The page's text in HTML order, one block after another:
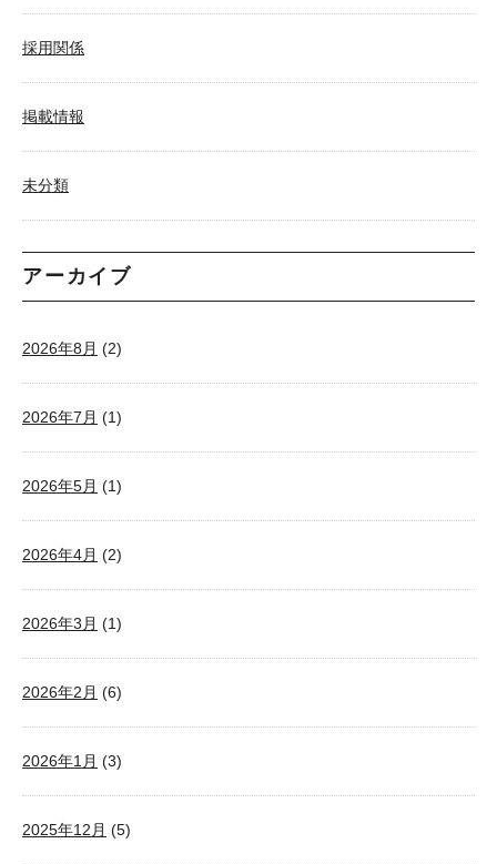
採用関係
掲載情報
未分類
アーカイブ
2026年8月 (2)
2026年7月 (1)
2026年5月 (1)
2026年4月 (2)
2026年3月 (1)
2026年2月 (6)
2026年1月 (3)
2025年12月 (5)